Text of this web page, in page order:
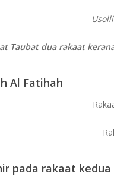
Taubat dua rakaat kerana
Al Fatihah
pada rakaat